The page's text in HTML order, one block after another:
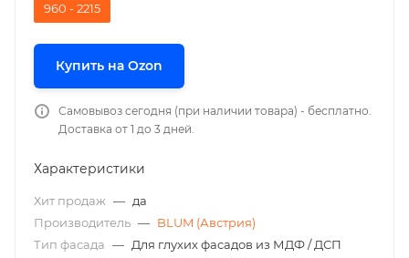
960 - 2215
Купить на Ozon
Самовывоз сегодня (при наличии товара) - бесплатно.
Доставка от 1 до 3 дней.
Характеристики
Хит продаж — да
Производитель — BLUM (Австрия)
Тип фасада — Для глухих фасадов из МДФ / ДСП